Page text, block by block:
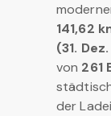
141,62
(31.
von 261
der